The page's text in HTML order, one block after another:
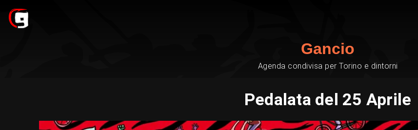
Gancio
Agenda condivisa per Torino e dintorni
Pedalata del 25 Aprile